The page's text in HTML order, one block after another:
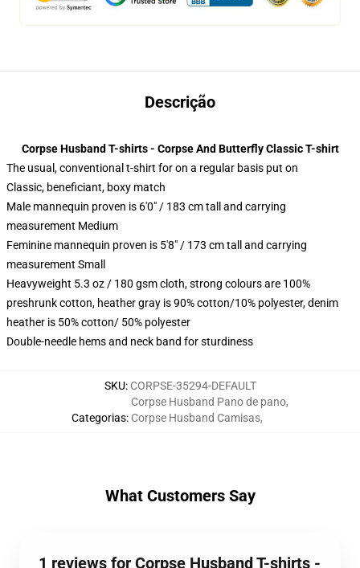
Descrição
Corpse Husband T-shirts - Corpse And Butterfly Classic T-shirt
The usual, conventional t-shirt for on a regular basis put on
Classic, beneficiant, boxy match
Male mannequin proven is 6'0" / 183 cm tall and carrying
measurement Medium
Feminine mannequin proven is 5'8" / 173 cm tall and carrying
measurement Small
Heavyweight 5.3 oz / 180 gsm cloth, strong colours are 100%
preshrunk cotton, heather gray is 90% cotton/10% polyester, denim
heather is 50% cotton/ 50% polyester
Double-needle hems and neck band for sturdiness
SKU: CORPSE-35294-DEFAULT
Categorias:
Corpse Husband Pano de pano,
Corpse Husband Camisas,
What Customers Say
1 reviews for Corpse Husband T-shirts -